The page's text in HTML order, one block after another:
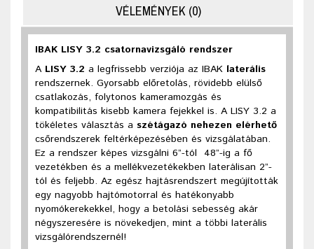
VÉLEMÉNYEK (0)
IBAK LISY 3.2 csatornavizsgáló rendszer
A LISY 3.2 a legfrissebb verziója az IBAK laterális
rendszernek. Gyorsabb előretolás, rövidebb elülső
csatlakozás, folytonos kameramozgás és
kompatibilitás kisebb kamera fejekkel is. A LISY 3.2 a
tökéletes választás a szétágazó nehezen elérhető
csőrendszerek feltérképezésében és vizsgálatában.
Ez a rendszer képes vizsgálni 6”-tól 48”-ig a fő
vezetékben és a mellékvezetékekben laterálisan 2”-
tól és feljebb. Az egész hajtásrendszert megújították
egy nagyobb hajtómotorral és hatékonyabb
nyomókerekekkel, hogy a betolási sebesség akár
négyszeresére is növekedjen, mint a többi laterális
vizsgálórendszernél!